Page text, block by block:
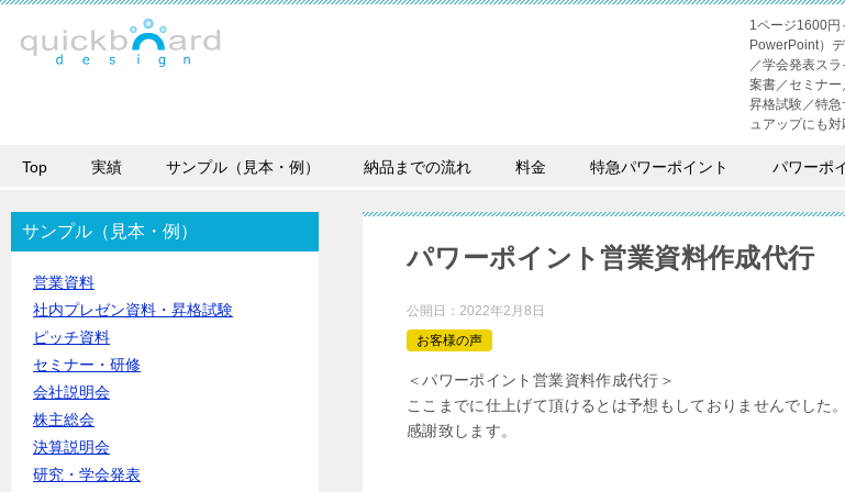
1ページ1600円
PowerPoint）
／学会発表ス
案書／セミナ
昇格試験／特
ュアップにも対
Top 実績 サンプル（見本・例） 納品までの流れ 料金 特急パワーポイント パワーポ
パワーポイント営業資料作成代行
公開日： 2022年2月8日
お客様の声
＜パワーポイント営業資料作成代行＞
ここまでに仕上げて頂けるとは予想もしておりませんでした。
感謝致します。
サンプル（見本・例）
営業資料
社内プレゼン資料・昇格試験
ピッチ資料
セミナー・研修
会社説明会
株主総会
決算説明会
研究・学会発表